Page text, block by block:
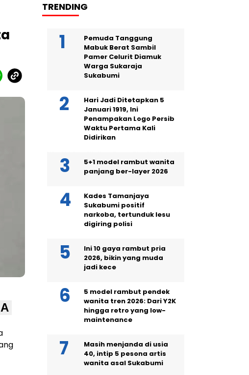
A
TRENDING
Pemuda Tanggung
Mabuk Berat Sambil
Pamer Celurit Diamuk
Warga Sukaraja
Sukabumi
Hari Jadi Ditetapkan 5
Januari 1919, Ini
Penampakan Logo Persib
Waktu Pertama Kali
Didirikan
5+1 model rambut wanita
panjang ber-layer 2026
Kades Tamanjaya
Sukabumi positif
narkoba, tertunduk lesu
digiring polisi
Ini 10 gaya rambut pria
2026, bikin yang muda
jadi kece
5 model rambut pendek
wanita tren 2026: Dari Y2K
hingga retro yang low-
maintenance
Masih menjanda di usia
40, intip 5 pesona artis
wanita asal Sukabumi